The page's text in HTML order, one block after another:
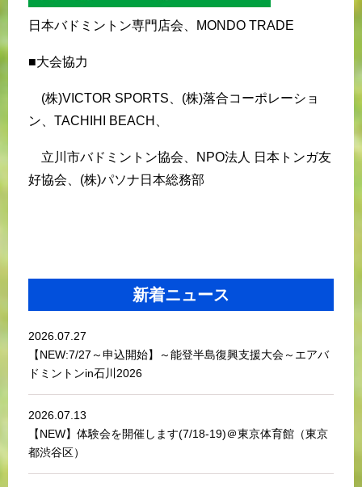
日本バドミントン専門店会、MONDO TRADE
■大会協力
(株)VICTOR SPORTS、(株)落合コーポレーショ
ン、TACHIHI BEACH、
立川市バドミントン協会、NPO法人 日本トンガ友
好協会、(株)パソナ日本総務部
新着ニュース
2026.07.27
【NEW:7/27～申込開始】～能登半島復興支援大会～エアバ
ドミントンin石川2026
2026.07.13
【NEW】体験会を開催します(7/18-19)＠東京体育館（東京
都渋谷区）